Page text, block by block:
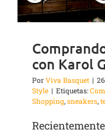
con Karol G
PorViva Basquet |
Style | Etiquetas:
Shopping,sneakers,